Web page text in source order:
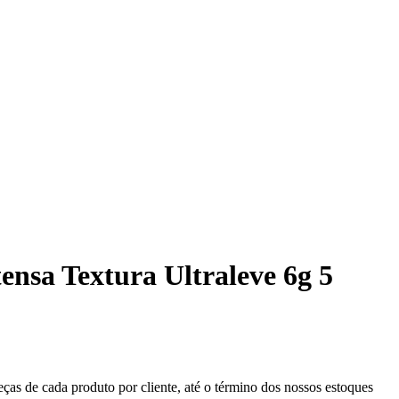
Textura Ultraleve 6g 5
de cada produto por cliente, até o término dos nossos estoques